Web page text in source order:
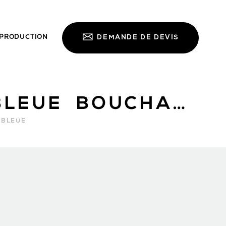
DEMANDE DE DEVIS
PIERRE BLEUE BOUCHARDÉE FIN